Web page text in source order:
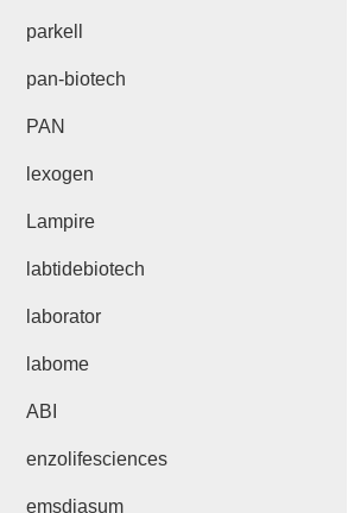
parkell
pan-biotech
PAN
lexogen
Lampire
labtidebiotech
laborator
labome
ABI
enzolifesciences
emsdiasum